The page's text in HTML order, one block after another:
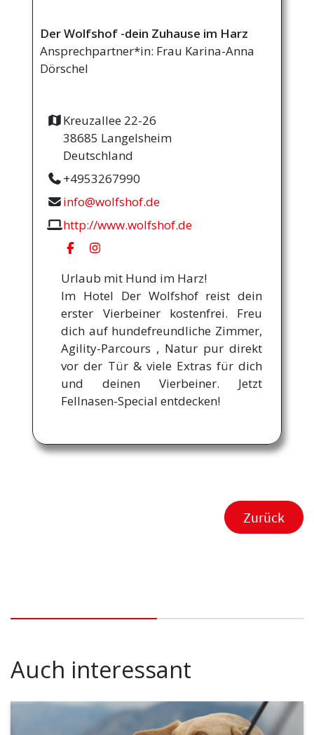
Der Wolfshof -dein Zuhause im Harz
Ansprechpartner*in: Frau Karina-Anna
Dörschel
Kreuzallee 22-26
38685 Langelsheim
Deutschland
+4953267990
info@wolfshof.de
http://www.wolfshof.de
Urlaub mit Hund im Harz!
Im Hotel Der Wolfshof reist dein
erster Vierbeiner kostenfrei. Freu
dich auf hundefreundliche Zimmer,
Agility-Parcours , Natur pur direkt
vor der Tür & viele Extras für dich
und deinen Vierbeiner. Jetzt
Fellnasen-Special entdecken!
Zurück
Auch interessant